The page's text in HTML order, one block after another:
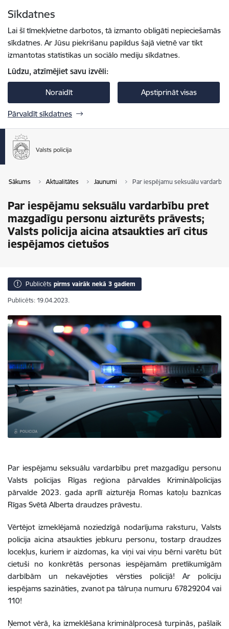
Sīkdatnes
Lai šī tīmekļvietne darbotos, tā izmanto obligāti nepieciešamās
sīkdatnes. Ar Jūsu piekrišanu papildus šajā vietnē var tikt
izmantotas statistikas un sociālo mediju sīkdatnes.
Lūdzu, atzīmējiet savu izvēli:
Noraidīt Apstiprināt visas
Pārvaldīt sīkdatnes
Sākums Aktualitātes Jaunumi Par iespējamu seksuālu
Par iespējamu seksuālu vardarbību pret
mazgadīgu personu aizturēts prāvests;
Valsts policija aicina atsaukties arī citus
iespējamos cietušos
Publicēts pirms vairāk nekā 3 gadiem
Publicēts: 19.04.2023.
Par iespējamu seksuālu vardarbību pret mazgadīgu personu
Valsts policijas Rīgas reģiona pārvaldes Kriminālpolicijas
pārvalde 2023. gada aprīlī aizturēja Romas katoļu baznīcas
Rīgas Svētā Alberta draudzes prāvestu.
Vērtējot izmeklējamā noziedzīgā nodarījuma raksturu, Valsts
policija aicina atsaukties jebkuru personu, tostarp draudzes
locekļus, kuriem ir aizdomas, ka viņi vai viņu bērni varētu būt
cietuši no konkrētās personas iespējamām pretlikumīgām
darbībām un nekavējoties vērsties policijā! Ar policiju
iespējams sazināties, zvanot pa tālruņa numuru 67829204 vai
110!
Ņemot vērā, ka izmeklēšana kriminālprocesā turpinās, pašlaik